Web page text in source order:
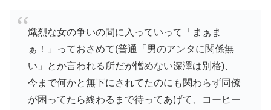
熾烈な女の争いの間に入っていって「まぁま
ぁ！」っておさめて(普通「男のアンタに関係無
い」とか言われる所だが憎めない深澤は別格)、
今まで何かと無下にされてたのにも関わらず同僚
が困ってたら終わるまで待ってあげて、コーヒー